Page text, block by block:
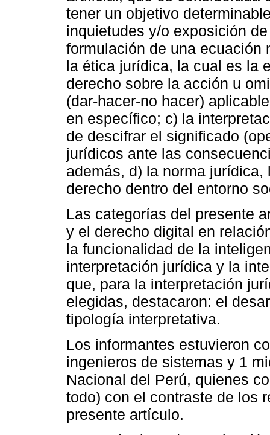
tener un objetivo
inquietudes y/o exposición
formulación de una ecuación
la ética jurídica, la cual es la
derecho sobre la acción u
(dar-hacer-no hacer)
en específico; c) la
de descifrar el significado
jurídicos ante las
además, d) la norma
derecho dentro del entorno
Las categorías del presente
y el derecho digital en
la funcionalidad de la
interpretación jurídica y la
que, para la interpretación
elegidas, destacaron: el
tipología interpretativa.
Los informantes estuvieron
ingenieros de sistemas y 1
Nacional del Perú, quienes
todo) con el contraste de los
presente artículo.